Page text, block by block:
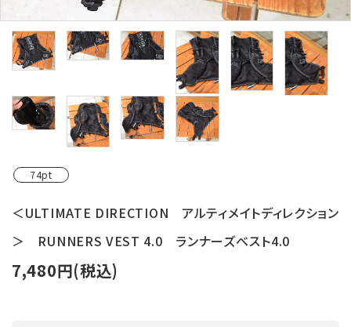
POLICY
INFORMATION
ACCOUNT MENU
ようこそ ゲスト 様
meeting_room ログイン
74pt
＜ULTIMATE DIRECTION アルティメイトディレクション
＞ RUNNERS VEST 4.0 ランナーズベスト4.0
7,480円(税込)